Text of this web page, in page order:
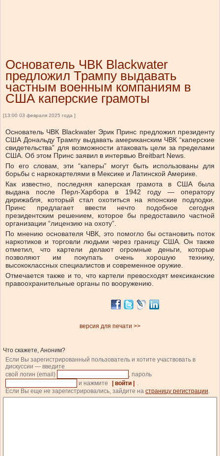
Основатель ЧВК Blackwater
предложил Трампу выдавать
частным военным компаниям в
США каперские грамоты
[13:00 03 февраля 2025 года ]
Основатель ЧВК Blackwater Эрик Принс предложил президенту
США Дональду Трампу выдавать американским ЧВК “каперские
свидетельства” для возможности атаковать цели за пределами
США. Об этом Принс заявил в интервью Breitbart News.
По его словам, эти “каперы” могут быть использованы для
борьбы с наркокартелями в Мексике и Латинской Америке.
Как известно, последняя каперская грамота в США была
выдана после Перл-Харбора в 1942 году — оператору
дирижабля, который стал охотиться на японские подлодки.
Принс предлагает ввести нечто подобное сегодня
президентским решением, которое бы предоставило частной
организации “лицензию на охоту”.
По мнению основателя ЧВК, это помогло бы остановить поток
наркотиков и торговли людьми через границу США. Он также
отметил, что картели делают огромные деньги, которые
позволяют им покупать очень хорошую технику,
высококлассных специалистов и современное оружие.
Отмечается также и то, что картели превосходят мексиканские
правоохранительные органы по вооружению.
версия для печати >>
Что скажете, Аноним?
Если Вы зарегистрированный пользователь и хотите участвовать в
дискуссии — введите
свой логин (email)
, пароль
и нажмите
| войти |
.
Если Вы еще не зарегистрировались, зайдите на страницу регистрации.